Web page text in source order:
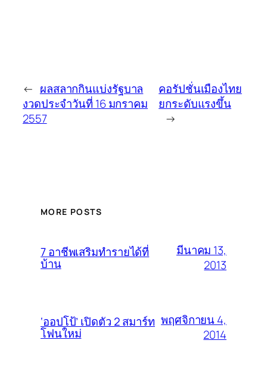
← ผลสลากกินแบ่งรัฐบาล
งวดประจำวันที่ 16 มกราคม
2557
คอรัปชั่นเมืองไทย
ยกระดับแรงขึ้น
→
MORE POSTS
7 อาชีพเสริมทำรายได้ที่
บ้าน
มีนาคม 13,
2013
‘ออปโป้’ เปิดตัว 2 สมาร์ท
โฟนใหม่
พฤศจิกายน 4,
2014